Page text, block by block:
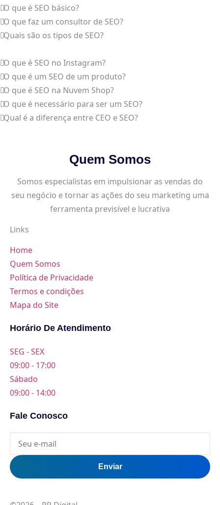
O que é SEO básico?
O que faz um consultor de SEO?
Quais são os tipos de SEO?
O que é SEO no Instagram?
O que é um SEO de um produto?
O que é SEO na Nuvem Shop?
O que é necessário para ser um SEO?
Qual é a diferença entre CEO e SEO?
Quem Somos
Somos especialistas em impulsionar as vendas do
seu negócio e tornar as ações do seu marketing uma
ferramenta previsível e lucrativa
Links
Home
Quem Somos
Política de Privacidade
Termos e condições
Mapa do Site
Horário De Atendimento
SEG - SEX
09:00 - 17:00
Sábado
09:00 - 14:00
Fale Conosco
Enviar